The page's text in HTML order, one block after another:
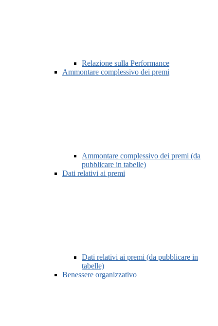
Relazione sulla Performance
Ammontare complessivo dei premi
Ammontare complessivo dei premi (da
pubblicare in tabelle)
Dati relativi ai premi
Dati relativi ai premi (da pubblicare in
tabelle)
Benessere organizzativo